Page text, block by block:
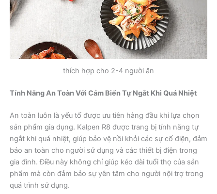
thích hợp cho 2-4 người ăn
Tính Năng An Toàn Với Cảm Biến Tự Ngắt Khi Quá Nhiệt
An toàn luôn là yếu tố được ưu tiên hàng đầu khi lựa chọn
sản phẩm gia dụng. Kalpen R8 được trang bị tính năng tự
ngắt khi quá nhiệt, giúp bảo vệ nồi khỏi các sự cố điện, đảm
bảo an toàn cho người sử dụng và các thiết bị điện trong
gia đình. Điều này không chỉ giúp kéo dài tuổi thọ của sản
phẩm mà còn đảm bảo sự yên tâm cho người nội trợ trong
quá trình sử dụng.